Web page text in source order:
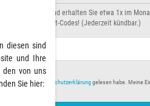
Newsletter und erhalten Sie etwa 1x im
exklusive Rabatt-Codes! (Jederzeit kündbar.)
dass ich dieDaten­schutz­erklärunggelesen habe. Meine
diesen sind
und Ihre
den von uns
Sie hier: